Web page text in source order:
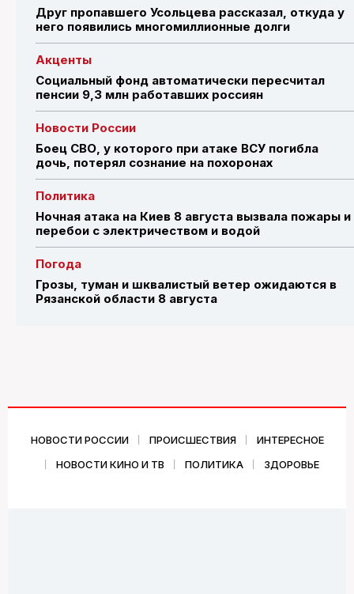
Друг пропавшего Усольцева рассказал, откуда у
него появились многомиллионные долги
Акценты
Социальный фонд автоматически пересчитал
пенсии 9,3 млн работавших россиян
Новости России
Боец СВО, у которого при атаке ВСУ погибла
дочь, потерял сознание на похоронах
Политика
Ночная атака на Киев 8 августа вызвала пожары и
перебои с электричеством и водой
Погода
Грозы, туман и шквалистый ветер ожидаются в
Рязанской области 8 августа
НОВОСТИ РОССИИ ПРОИСШЕСТВИЯ
ИНТЕРЕСНОЕ
НОВОСТИ КИНО И ТВ
ПОЛИТИКА ЗДОРОВЬЕ